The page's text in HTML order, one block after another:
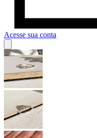
Acesse sua conta